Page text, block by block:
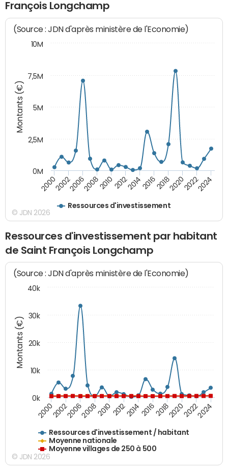
François Longchamp
Montants (€)
(Source : JDN d'après ministère de l'Economie)
Ressources d'investissement
200020022006200820102012201420162018202020222024
0M
10M
2,5M
5M
7,5M
© JDN 2026
Ressources d'investissement par habitant
de Saint François Longchamp
Montants (€)
(Source : JDN d'après ministère de l'Economie)
Ressources d'investissement / habitant
Moyenne nationale
Moyenne villages de 250 à 500
20002002200620082010 2012201420162018202020222024
0k
10k
20k
30k
40k
© JDN 2026